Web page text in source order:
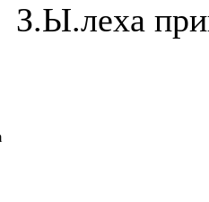
З.Ы.леха